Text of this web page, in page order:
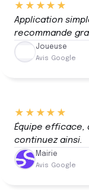
★★★★★
Application
recommande
Joueuse
Avis Google
★★★★★
Équipe efficace,
continuez ainsi.
Mairie
Avis Google